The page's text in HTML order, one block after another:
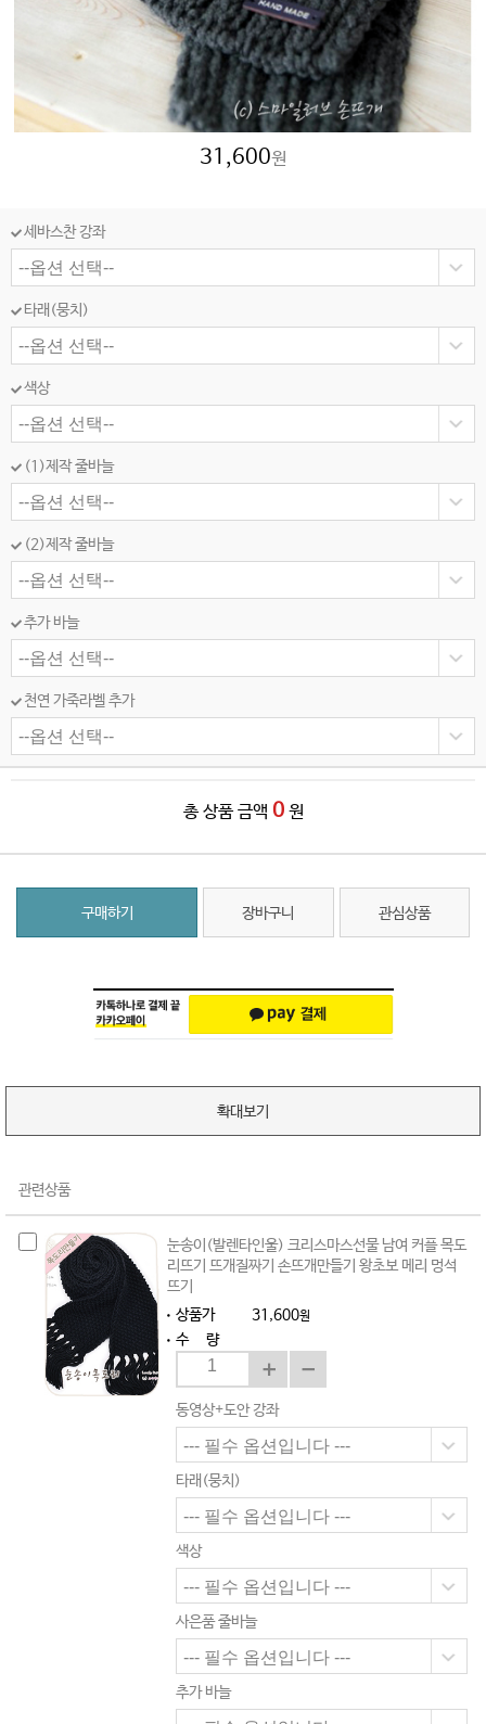
31,600원
세바스찬 강좌
타래(뭉치)
색상
(1)제작 줄바늘
(2)제작 줄바늘
추가 바늘
천연 가죽라벨 추가
총 상품 금액 0 원
구매하기 장바구니 관심상품
확대보기
관련상품
눈송이(발렌타인울) 크리스마스선물 남여 커플 목도
리뜨기 뜨개질짜기 손뜨개만들기 왕초보 메리 멍석
뜨기
상품가
31,600원
수 량
동영상+도안 강좌
타래(뭉치)
색상
사은품 줄바늘
추가 바늘